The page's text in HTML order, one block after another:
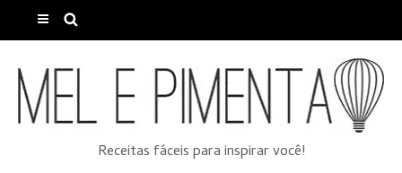
Receitas fáceis para inspirar você!